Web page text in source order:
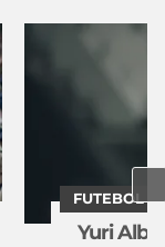
Yuri
FUTEBOL